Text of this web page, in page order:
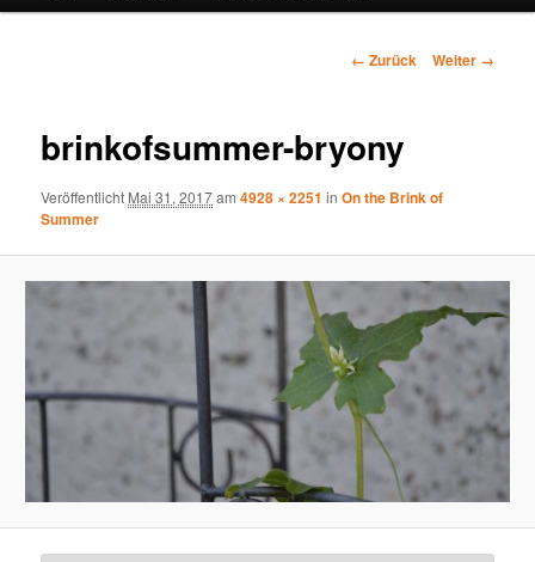
Bilder-
← Zurück Weiter →
brinkofsummer-bryony
Veröffentlicht Mai 31, 2017am4928 × 2251 inOn the Brink of
Summer